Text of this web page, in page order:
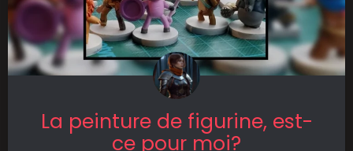
La peinture de figurine, est-
ce pour moi?